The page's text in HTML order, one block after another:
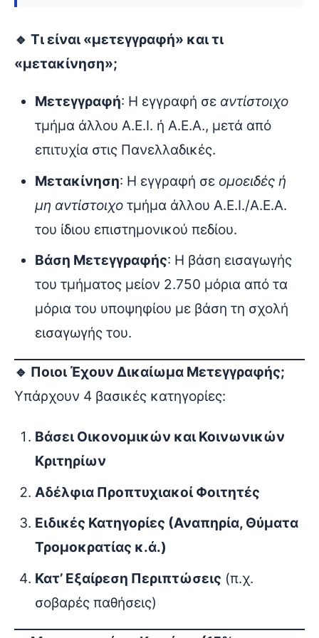
🔹 Τι είναι «μετεγγραφή» και τι
«μετακίνηση»;
Μετεγγραφή: Η εγγραφή σε αντίστοιχο
τμήμα άλλου Α.Ε.Ι. ή Α.Ε.Α., μετά από
επιτυχία στις Πανελλαδικές.
Μετακίνηση: Η εγγραφή σε ομοειδές ή
μη αντίστοιχοτμήμα άλλου Α.Ε.Ι./Α.Ε.Α.
του ίδιου επιστημονικού πεδίου.
Βάση Μετεγγραφής: Η βάση εισαγωγής
του τμήματος μείον 2.750 μόρια από τα
μόρια του υποψηφίου με βάση τη σχολή
εισαγωγής του.
🔹 Ποιοι Έχουν Δικαίωμα Μετεγγραφής;
Υπάρχουν 4 βασικές κατηγορίες:
Βάσει Οικονομικών και Κοινωνικών
Κριτηρίων
Αδέλφια Προπτυχιακοί Φοιτητές
Ειδικές Κατηγορίες (Αναπηρία, Θύματα
Τρομοκρατίας κ.ά.)
Κατ’ Εξαίρεση Περιπτώσεις (π.χ.
σοβαρές παθήσεις)